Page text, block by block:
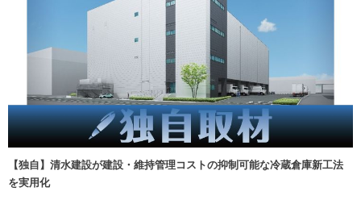
【独自】清水建設が建設・維持管理コストの抑制可能な冷蔵倉庫新工法
を実用化